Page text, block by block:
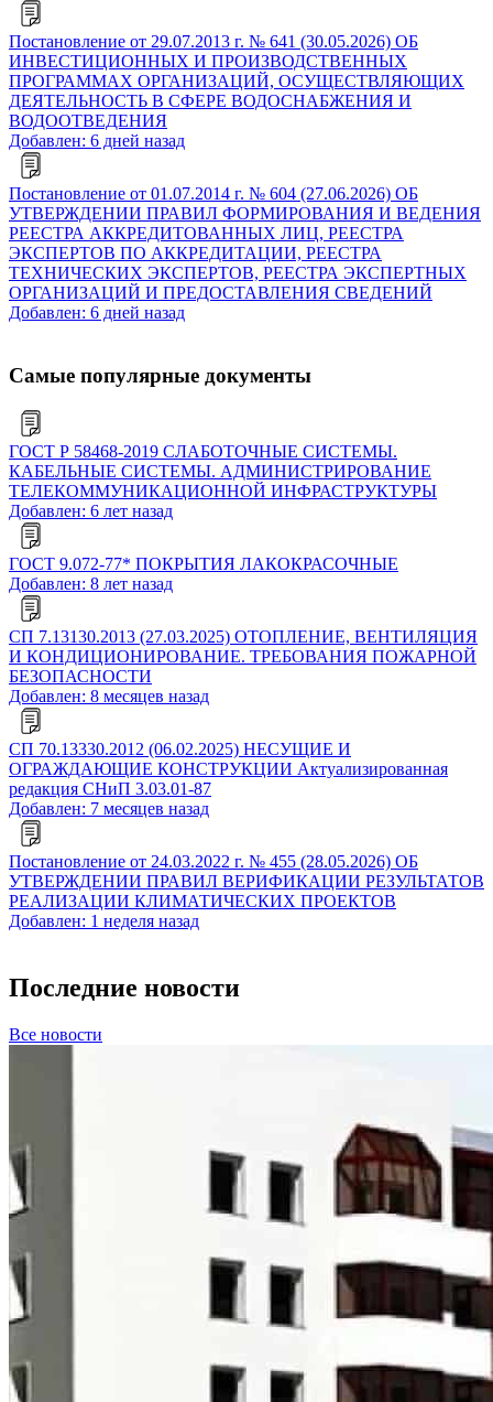
Постановление от 29.07.2013 г. № 641 (30.05.2026) ОБ
ИНВЕСТИЦИОННЫХ И ПРОИЗВОДСТВЕННЫХ
ПРОГРАММАХ ОРГАНИЗАЦИЙ, ОСУЩЕСТВЛЯЮЩИХ
ДЕЯТЕЛЬНОСТЬ В СФЕРЕ ВОДОСНАБЖЕНИЯ И
ВОДООТВЕДЕНИЯ
Добавлен: 6 дней назад
Постановление от 01.07.2014 г. № 604 (27.06.2026) ОБ
УТВЕРЖДЕНИИ ПРАВИЛ ФОРМИРОВАНИЯ И ВЕДЕНИЯ
РЕЕСТРА АККРЕДИТОВАННЫХ ЛИЦ, РЕЕСТРА
ЭКСПЕРТОВ ПО АККРЕДИТАЦИИ, РЕЕСТРА
ТЕХНИЧЕСКИХ ЭКСПЕРТОВ, РЕЕСТРА ЭКСПЕРТНЫХ
ОРГАНИЗАЦИЙ И ПРЕДОСТАВЛЕНИЯ СВЕДЕНИЙ
Добавлен: 6 дней назад
Самые популярные документы
ГОСТ Р 58468-2019 СЛАБОТОЧНЫЕ СИСТЕМЫ.
КАБЕЛЬНЫЕ СИСТЕМЫ. АДМИНИСТРИРОВАНИЕ
ТЕЛЕКОММУНИКАЦИОННОЙ ИНФРАСТРУКТУРЫ
Добавлен: 6 лет назад
ГОСТ 9.072-77* ПОКРЫТИЯ ЛАКОКРАСОЧНЫЕ
Добавлен: 8 лет назад
СП 7.13130.2013 (27.03.2025) ОТОПЛЕНИЕ, ВЕНТИЛЯЦИЯ
И КОНДИЦИОНИРОВАНИЕ. ТРЕБОВАНИЯ ПОЖАРНОЙ
БЕЗОПАСНОСТИ
Добавлен: 8 месяцев назад
СП 70.13330.2012 (06.02.2025) НЕСУЩИЕ И
ОГРАЖДАЮЩИЕ КОНСТРУКЦИИ Актуализированная
редакция СНиП 3.03.01-87
Добавлен: 7 месяцев назад
Постановление от 24.03.2022 г. № 455 (28.05.2026) ОБ
УТВЕРЖДЕНИИ ПРАВИЛ ВЕРИФИКАЦИИ РЕЗУЛЬТАТОВ
РЕАЛИЗАЦИИ КЛИМАТИЧЕСКИХ ПРОЕКТОВ
Добавлен: 1 неделя назад
Последние новости
Все новости